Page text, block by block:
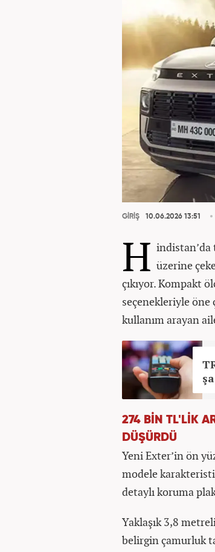
GİRİŞ 10.06.2026 13:51
H indistan’da
üzerine
çıkıyor. Kompakt
seçenekleriyle öne
kullanım arayan
274 BİN TL'LİK
DÜŞÜRDÜ
Yeni Exter’in ön
modele
detaylı koruma
Yaklaşık 3,8
belirgin çamurluk